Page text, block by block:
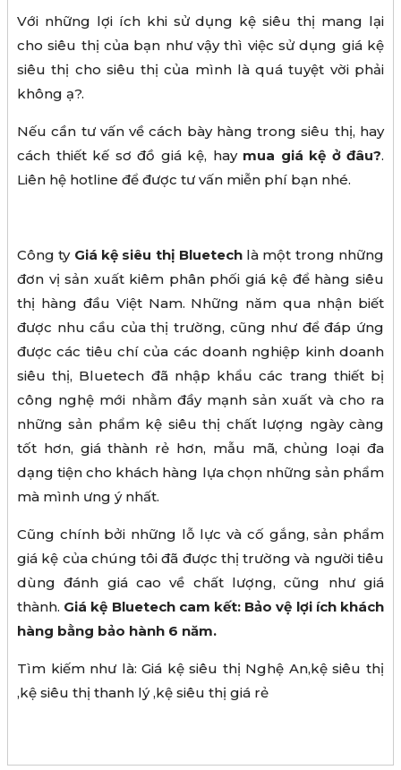
Với những lợi ích khi sử dụng kệ siêu thị mang lại
cho siêu thị của bạn như vậy thì việc sử dụng giá kệ
siêu thị cho siêu thị của mình là quá tuyệt vời phải
không ạ?.
Nếu cần tư vấn về cách bày hàng trong siêu thị, hay
cách thiết kế sơ đồ giá kệ, hay mua giá kệ ở đâu?.
Liên hệ hotline để được tư vấn miễn phí bạn nhé.
Công ty Giá kệ siêu thị Bluetechlà một trong những
đơn vị sản xuất kiêm phân phối giá kệ để hàng siêu
thị hàng đầu Việt Nam. Những năm qua nhận biết
được nhu cầu của thị trường, cũng như để đáp ứng
được các tiêu chí của các doanh nghiệp kinh doanh
siêu thị, Bluetech đã nhập khẩu các trang thiết bị
công nghệ mới nhằm đầy mạnh sản xuất và cho ra
những sản phẩm kệ siêu thị chất lượng ngày càng
tốt hơn, giá thành rẻ hơn, mẫu mã, chủng loại đa
dạng tiện cho khách hàng lựa chọn những sản phẩm
mà mình ưng ý nhất.
Cũng chính bởi những lỗ lực và cố gắng, sản phẩm
giá kệ của chúng tôi đã được thị trường và người tiêu
dùng đánh giá cao về chất lượng, cũng như giá
thành. Giá kệ Bluetech cam kết: Bảo vệ lợi ích khách
hàng bằng bảo hành 6 năm.
Tìm kiếm như là: Giá kệ siêu thị Nghệ An,kệ siêu thị
,kệ siêu thị thanh lý ,kệ siêu thị giá rẻ